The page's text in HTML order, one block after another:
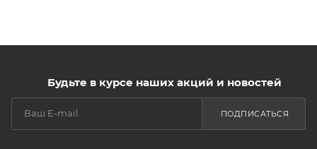
Будьте в курсе наших акций и новостей
ПОДПИСАТЬСЯ